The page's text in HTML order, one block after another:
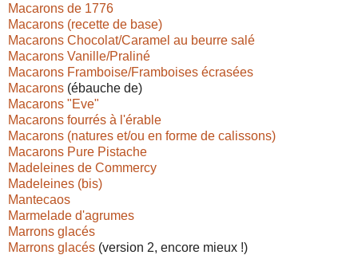
Macarons de 1776
Macarons (recette de base)
Macarons Chocolat/Caramel au beurre salé
Macarons Vanille/Praliné
Macarons Framboise/Framboises écrasées
Macarons (ébauche de)
Macarons "Eve"
Macarons fourrés à l'érable
Macarons (natures et/ou en forme de calissons)
Macarons Pure Pistache
Madeleines de Commercy
Madeleines (bis)
Mantecaos
Marmelade d'agrumes
Marrons glacés
Marrons glacés (version 2, encore mieux !)